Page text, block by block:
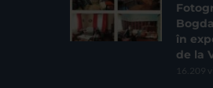
în
de la
16.209